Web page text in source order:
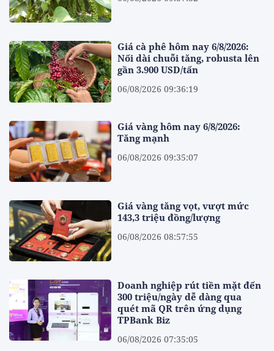
Giá cà phê hôm nay 6/8/2026:
Nối dài chuỗi tăng, robusta lên
gần 3.900 USD/tấn
06/08/2026 09:36:19
Giá vàng hôm nay 6/8/2026:
Tăng mạnh
06/08/2026 09:35:07
Giá vàng tăng vọt, vượt mức
143,3 triệu đồng/lượng
06/08/2026 08:57:55
Doanh nghiệp rút tiền mặt đến
300 triệu/ngày dễ dàng qua
quét mã QR trên ứng dụng
TPBank Biz
06/08/2026 07:35:05